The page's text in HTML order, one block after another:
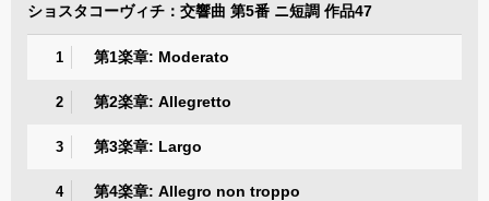
ショスタコーヴィチ：交響曲 第5番 ニ短調 作品47
1 第1楽章: Moderato
2 第2楽章: Allegretto
3 第3楽章: Largo
4 第4楽章: Allegro non troppo